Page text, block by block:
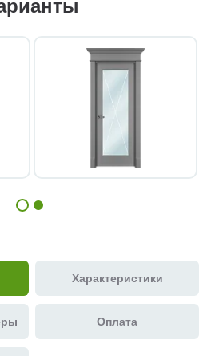
Характеристики
Оплата